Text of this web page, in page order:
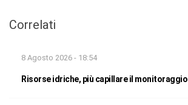
Correlati
8 Agosto 2026 - 18:54
Risorse idriche, più capillare il monitoraggio